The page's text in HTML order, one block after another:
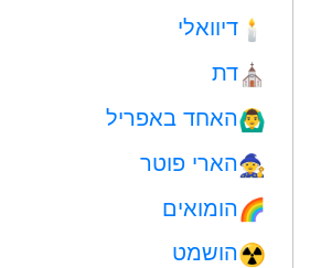
🕯 דיוואלי
⛪️דת
🙆‍♂️האחד באפריל
🧙הארי פוטר
🌈הומואים
☢️הושמט